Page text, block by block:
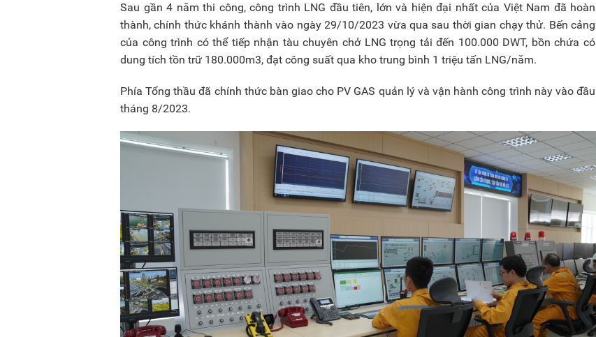
Sau gần 4 năm thi công, công trình LNG đầu tiên, lớn và hiện đại nhất của Việt Nam đã hoàn
thành, chính thức khánh thành vào ngày 29/10/2023 vừa qua sau thời gian chạy thử. Bến cảng
của công trình có thể tiếp nhận tàu chuyên chở LNG trọng tải đến 100.000 DWT, bồn chứa có
dung tích tồn trữ 180.000m3, đạt công suất qua kho trung bình 1 triệu tấn LNG/năm.
Phía Tổng thầu đã chính thức bàn giao cho PV GAS quản lý và vận hành công trình này vào đầu
tháng 8/2023.